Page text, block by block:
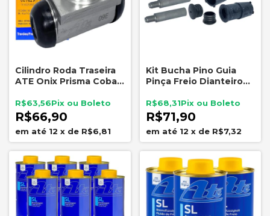
Cilindro Roda Traseira
ATE Onix Prisma Cobalt
R$66,90
R$63,56
12 x de R$6,81
Kit Bucha Pino Guia
Pinça Freio Dianteiro
R$71,90
R$68,31
12 x de R$7,32